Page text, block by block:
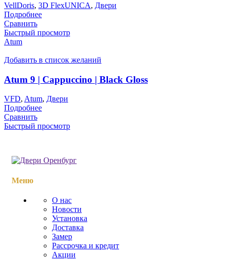
VellDoris, 3D FlexUNICA, Двери
Подробнее
Сравнить
Быстрый просмотр
Atum
Добавить в список желаний
Atum 9 | Cappuccino | Black Gloss
VFD, Atum, Двери
Подробнее
Сравнить
Быстрый просмотр
Меню
О нас
Новости
Установка
Доставка
Замер
Рассрочка и кредит
Акции